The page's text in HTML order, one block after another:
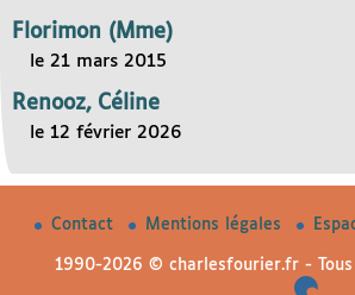
Florimon (Mme)
le 21 mars 2015
Renooz, Céline
le 12 février 2026
Contact Mentions légales
1990-2026 © charlesfourier.fr -